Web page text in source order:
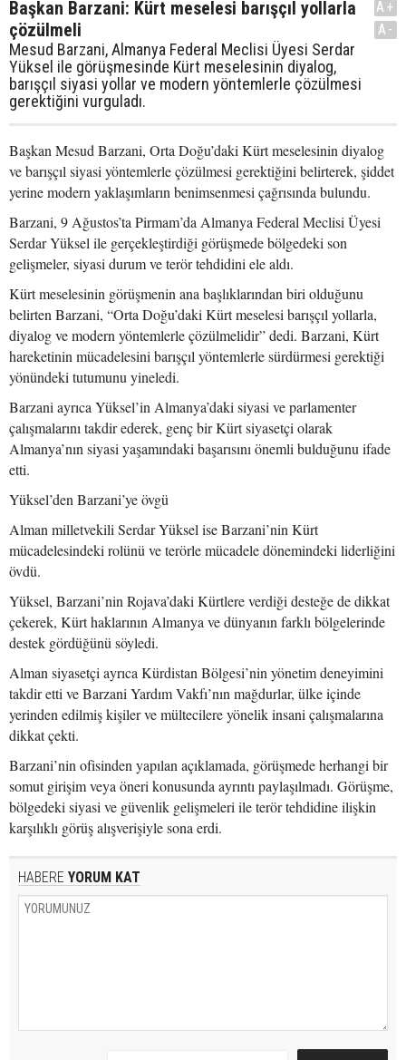
Başkan Barzani: Kürt meselesi barışçıl yollarla
çözülmeli
Mesud Barzani, Almanya Federal Meclisi Üyesi Serdar
Yüksel ile görüşmesinde Kürt meselesinin diyalog,
barışçıl siyasi yollar ve modern yöntemlerle çözülmesi
gerektiğini vurguladı.
A+
A-
Başkan Mesud Barzani, Orta Doğu’daki Kürt meselesinin diyalog
ve barışçıl siyasi yöntemlerle çözülmesi gerektiğini belirterek, şiddet
yerine modern yaklaşımların benimsenmesi çağrısında bulundu.
Barzani, 9 Ağustos’ta Pirmam’da Almanya Federal Meclisi Üyesi
Serdar Yüksel ile gerçekleştirdiği görüşmede bölgedeki son
gelişmeler, siyasi durum ve terör tehdidini ele aldı.
Kürt meselesinin görüşmenin ana başlıklarından biri olduğunu
belirten Barzani, “Orta Doğu’daki Kürt meselesi barışçıl yollarla,
diyalog ve modern yöntemlerle çözülmelidir” dedi. Barzani, Kürt
hareketinin mücadelesini barışçıl yöntemlerle sürdürmesi gerektiği
yönündeki tutumunu yineledi.
Barzani ayrıca Yüksel’in Almanya’daki siyasi ve parlamenter
çalışmalarını takdir ederek, genç bir Kürt siyasetçi olarak
Almanya’nın siyasi yaşamındaki başarısını önemli bulduğunu ifade
etti.
Yüksel’den Barzani’ye övgü
Alman milletvekili Serdar Yüksel ise Barzani’nin Kürt
mücadelesindeki rolünü ve terörle mücadele dönemindeki liderliğini
övdü.
Yüksel, Barzani’nin Rojava’daki Kürtlere verdiği desteğe de dikkat
çekerek, Kürt haklarının Almanya ve dünyanın farklı bölgelerinde
destek gördüğünü söyledi.
Alman siyasetçi ayrıca Kürdistan Bölgesi’nin yönetim deneyimini
takdir etti ve Barzani Yardım Vakfı’nın mağdurlar, ülke içinde
yerinden edilmiş kişiler ve mültecilere yönelik insani çalışmalarına
dikkat çekti.
Barzani’nin ofisinden yapılan açıklamada, görüşmede herhangi bir
somut girişim veya öneri konusunda ayrıntı paylaşılmadı. Görüşme,
bölgedeki siyasi ve güvenlik gelişmeleri ile terör tehdidine ilişkin
karşılıklı görüş alışverişiyle sona erdi.
HABERE YORUM KAT